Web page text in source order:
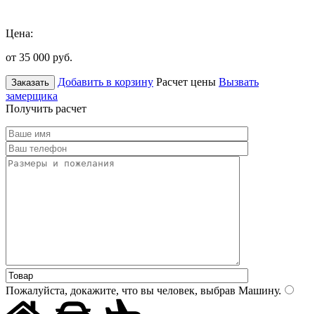
Цена:
от 35 000 руб.
Заказать Добавить в корзину Расчет цены Вызвать
замерщика
Получить расчет
Пожалуйста, докажите, что вы человек, выбрав Машину.